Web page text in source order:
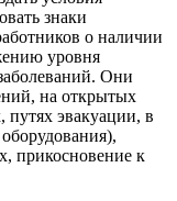
знаки
о наличии
уровня
Они
на открытых
путях эвакуации, в
прикосновение к